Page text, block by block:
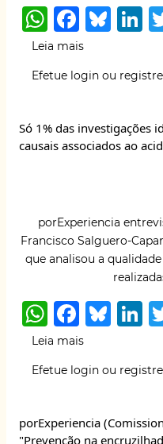
W
h
at
A
p
F
a
c
b
o
B
lu
e
k
y
n
k
n
Leia mais
e
a
saúde
sistemática
da
literatura
Efetue login ou
Só 1% das investigações
causais associados ao
porExperiencia
Francisco Salguero-
que analisou a
W
h
at
A
F
a
c
e
b
B
lu
e
k
n
k
Leia mais
1%
identificam
todos
Efetue login ou
porExperiencia
"Prevenção na